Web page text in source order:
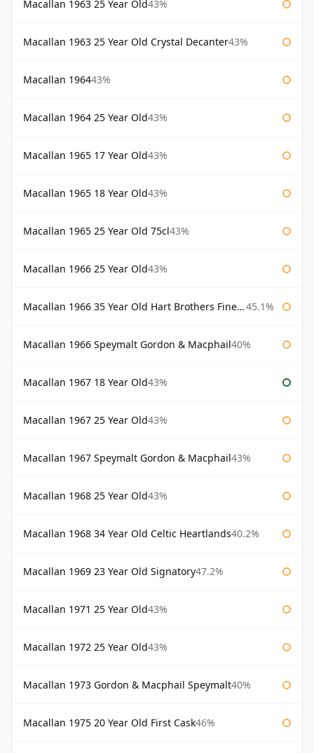
Macallan 1963 25 Year Old43%
Macallan 1963 25 Year Old Crystal Decanter43%
Macallan 196443%
Macallan 1964 25 Year Old43%
Macallan 1965 17 Year Old43%
Macallan 1965 18 Year Old43%
Macallan 1965 25 Year Old 75cl43%
Macallan 1966 25 Year Old43%
Macallan 1966 35 Year Old Hart Brothers Finest Collection 45.1%
Macallan 1966 Speymalt Gordon & Macphail40%
Macallan 1967 18 Year Old43%
Macallan 1967 25 Year Old43%
Macallan 1967 Speymalt Gordon & Macphail43%
Macallan 1968 25 Year Old43%
Macallan 1968 34 Year Old Celtic Heartlands40.2%
Macallan 1969 23 Year Old Signatory47.2%
Macallan 1971 25 Year Old43%
Macallan 1972 25 Year Old43%
Macallan 1973 Gordon & Macphail Speymalt40%
Macallan 1975 20 Year Old First Cask46%